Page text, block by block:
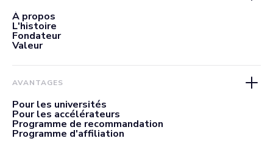
À propos
L'histoire
Fondateur
Valeur
AVANTAGES
Pour les universités
Pour les accélérateurs
Programme de recommandation
Programme d'affiliation